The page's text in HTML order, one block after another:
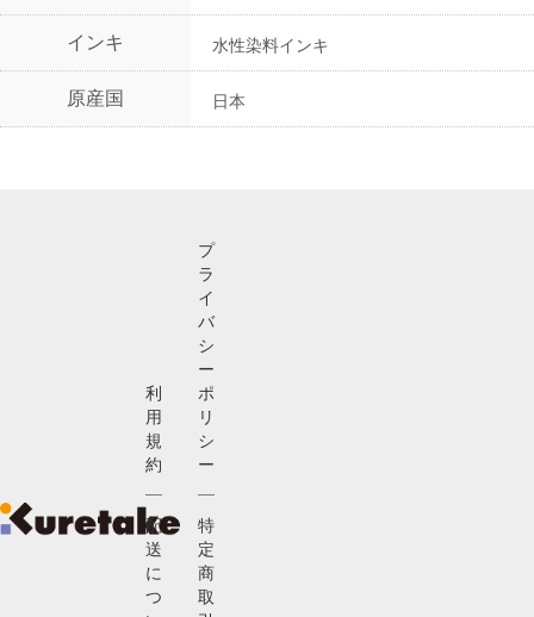
インキ 水性染料インキ
原産国 日本
利
用
規
約
配
送
に
つ
プ
ラ
イ
バ
シ
ー
ポ
リ
シ
ー
特
定
商
取